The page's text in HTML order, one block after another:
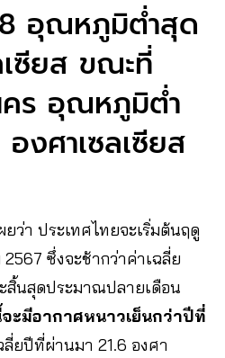
อุณหภูมิต่ำสุด
ซียส ขณะที่
คร อุณหภูมิต่ำ
งศาเซลเซียส
ยว่า ประเทศไทยจะเริ่มต้นฤดู
ซึ่งจะช้ากว่าค่าเฉลี่ย
สิ้นสุดประมาณปลายเดือน
ะมีอากาศหนาวเย็นกว่าปีที่
ยปีที่ผ่านมา 21.6 องศา